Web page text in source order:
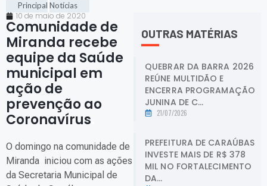
Principal Notícias
10 de maio de 2020
Comunidade de
Miranda recebe
equipe da Saúde
municipal em
ação de
prevenção ao
Coronavírus
O domingo na comunidade de
Miranda iniciou com as ações
da Secretaria Municipal de
OUTRAS MATÉRIAS
QUEBRAR DA BARRA 2026
REÚNE MULTIDÃO E
ENCERRA PROGRAMAÇÃO
JUNINA DE C...
21/07/2026
PREFEITURA DE CARAÚBAS
INVESTE MAIS DE R$ 378
MIL NO FORTALECIMENTO
DA...